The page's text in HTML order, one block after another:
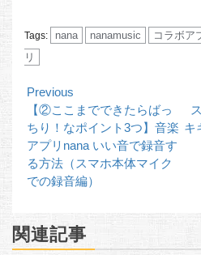
Tags: nana nanamusic コラボア
リ
Continue
Reading
Previous
【②ここまでできたらばっ
ちり！なポイント3つ】音楽
アプリnana いい音で録音す
る方法（スマホ本体マイク
での録音編）
キ
関連記事